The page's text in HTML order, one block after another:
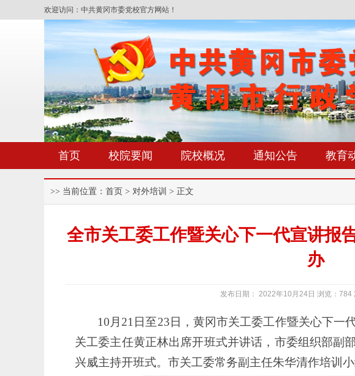
欢迎访问：中共黄冈市委党校官方网站！
首页 校院要闻 院校概况 通知公告 教育
>> 当前位置： 首页 > 对外培训 > 正文
全市关工委工作暨关心下一代宣讲报
办
发布日期： 2022年10月24日 浏览： 784
10月21日至23日，黄冈市关工委工作暨关心下一
关工委主任黄正林出席开班式并讲话，市委组织部副
兴威主持开班式。市关工委常务副主任朱华清作培训小